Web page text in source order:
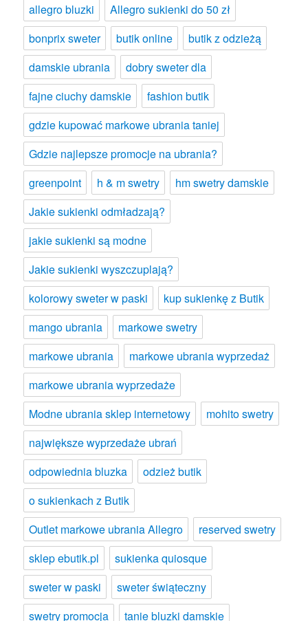
allegro bluzki
Allegro sukienki do 50 zł
bonprix sweter
butik online
butik z odzieżą
damskie ubrania
dobry sweter dla
fajne ciuchy damskie
fashion butik
gdzie kupować markowe ubrania taniej
Gdzie najlepsze promocje na ubrania?
greenpoint
h & m swetry
hm swetry damskie
Jakie sukienki odmładzają?
jakie sukienki są modne
Jakie sukienki wyszczuplają?
kolorowy sweter w paski
kup sukienkę z Butik
mango ubrania
markowe swetry
markowe ubrania
markowe ubrania wyprzedaż
markowe ubrania wyprzedaże
Modne ubrania sklep internetowy
mohito swetry
największe wyprzedaże ubrań
odpowiednia bluzka
odzież butik
o sukienkach z Butik
Outlet markowe ubrania Allegro
reserved swetry
sklep ebutik.pl
sukienka quiosque
sweter w paski
sweter świąteczny
swetry promocja
tanie bluzki damskie